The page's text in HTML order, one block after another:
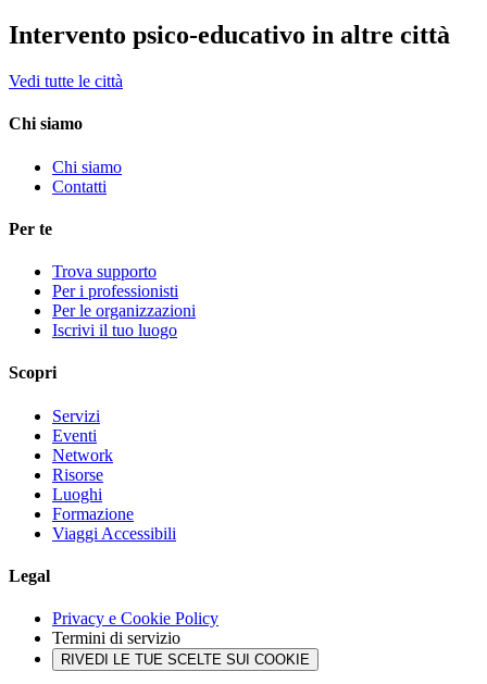
Intervento psico-educativo in altre città
Vedi tutte le città
Chi siamo
Chi siamo
Contatti
Per te
Trova supporto
Per i professionisti
Per le organizzazioni
Iscrivi il tuo luogo
Scopri
Servizi
Eventi
Network
Risorse
Luoghi
Formazione
Viaggi Accessibili
Legal
Privacy e Cookie Policy
Termini di servizio
RIVEDI LE TUE SCELTE SUI COOKIE